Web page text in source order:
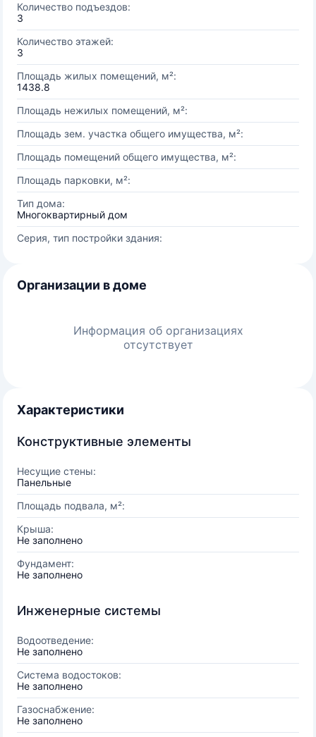
Количество подъездов:
3
Количество этажей:
3
Площадь жилых помещений, м²:
1438.8
Площадь нежилых помещений, м²:
Площадь зем. участка общего имущества, м²:
Площадь помещений общего имущества, м²:
Площадь парковки, м²:
Тип дома:
Многоквартирный дом
Серия, тип постройки здания:
Организации в доме
Информация об организациях
отсутствует
Характеристики
Конструктивные элементы
Несущие стены:
Панельные
Площадь подвала, м²:
Крыша:
Не заполнено
Фундамент:
Не заполнено
Инженерные системы
Водоотведение:
Не заполнено
Система водостоков:
Не заполнено
Газоснабжение:
Не заполнено